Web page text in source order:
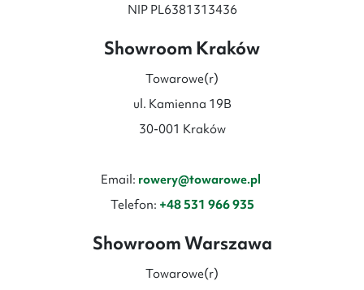
NIP PL6381313436
Showroom Kraków
Towarowe(r)
ul. Kamienna 19B
30-001 Kraków
Email: rowery@towarowe.pl
Telefon: +48 531 966 935
Showroom Warszawa
Towarowe(r)